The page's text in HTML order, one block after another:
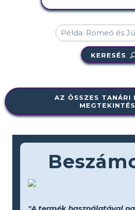
KERESÉS
AZ ÖSSZES TANÁRI